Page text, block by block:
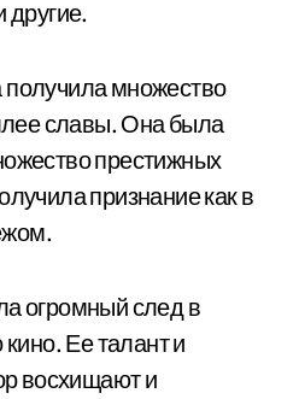
другие.
множество
славы. Она была
престижных
признание как в
огромный след в
кино. Ее талант и
восхищают и